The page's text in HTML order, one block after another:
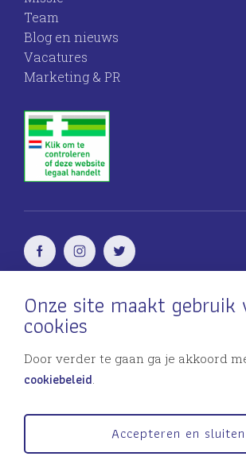
Onze site maakt gebruik
cookies
Door verder te gaan ga je akkoord
cookiebeleid.
Accepteren en sluiten
Team
Blog en nieuws
Vacatures
Marketing & PR
Voor vrouwen door vrouwen
discreetapotheek.nl